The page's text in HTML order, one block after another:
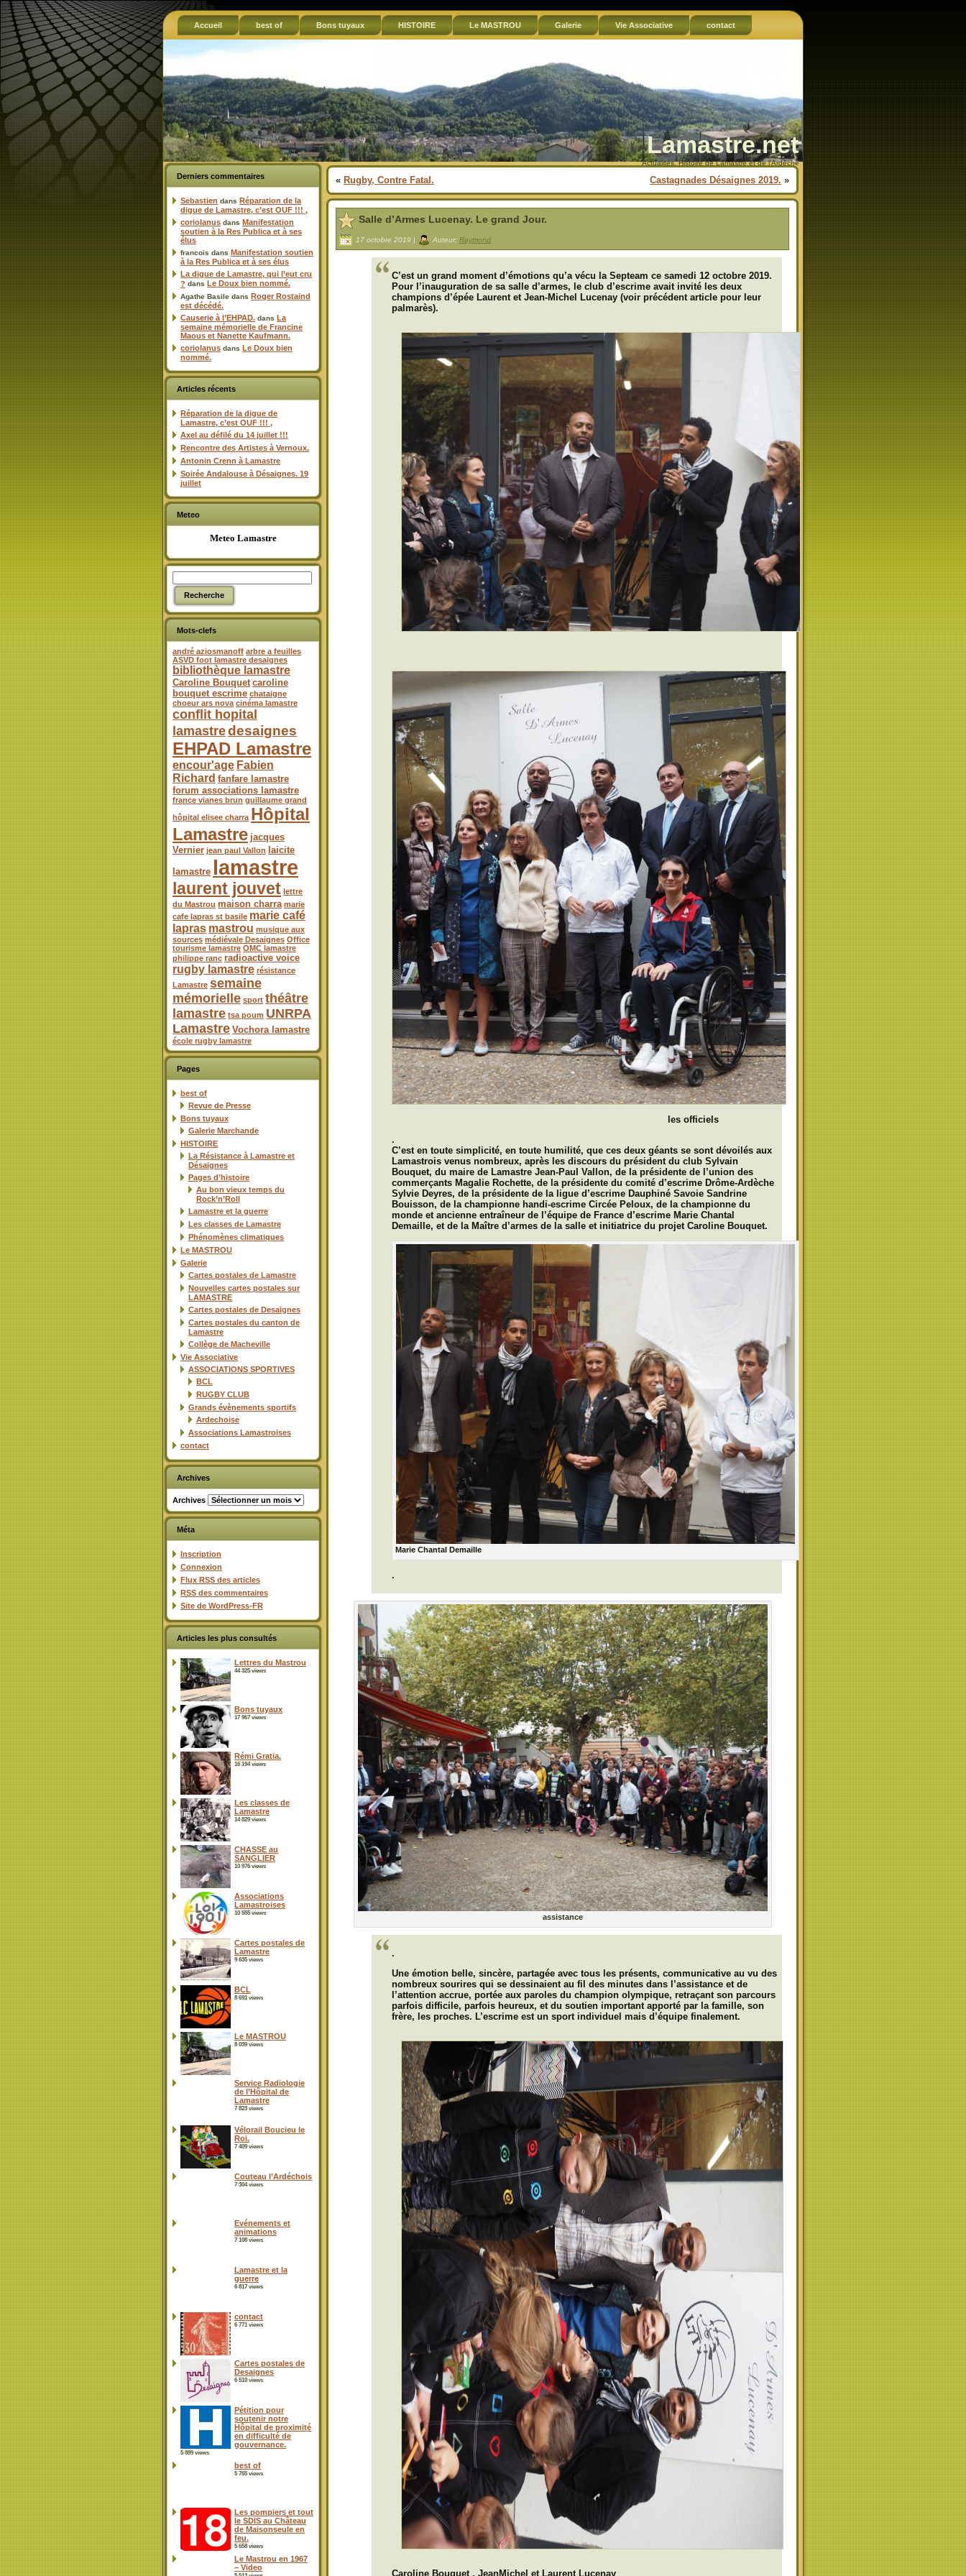
Accueil best of Bons tuyaux HISTOIRE Le MASTROU Galerie Vie Associative contact
Lamastre.net
Actualités, Histoire de Lamastre et de l'Ardèche
Derniers commentaires
Sebastien dans Réparation de la
digue de Lamastre, c’est OUF !!! ,
coriolanus dans Manifestation
soutien à la Res Publica et à ses
élus
francois dans Manifestation soutien
à la Res Publica et à ses élus
La digue de Lamastre, qui l’eut cru
? dans Le Doux bien nommé.
Agathe Basile dans Roger Rostaind
est décédé.
Causerie à l’EHPAD. dans La
semaine mémorielle de Francine
Maous et Nanette Kaufmann.
coriolanus dans Le Doux bien
nommé.
Articles récents
Réparation de la digue de
Lamastre, c’est OUF !!! ,
Axel au défilé du 14 juillet !!!
Rencontre des Artistes à Vernoux.
Antonin Crenn à Lamastre
Soirée Andalouse à Désaignes. 19
juillet
Meteo
Meteo Lamastre
Mots-clefs
andré aziosmanoff arbre a feuilles
ASVD foot lamastre desaignes
bibliothèque lamastre
Caroline Bouquet caroline
bouquet escrime chataigne
choeur ars nova cinéma lamastre
conflit hopital
lamastredesaignes
EHPAD Lamastre
encour'age Fabien
Richard fanfare lamastre
forum associations lamastre
france vianes brun guillaume grand
hôpital elisee charra Hôpital
Lamastre jacques
Vernier jean paul Vallon
laicite
lamastre lamastre
laurent jouvet lettre
du Mastrou maison charra marie
cafe lapras st basile marie café
lapras mastrou musique aux
sources médiévale Desaignes Office
tourisme lamastre OMC lamastre
philippe ranc radioactive voice
rugby lamastre résistance
Lamastre semaine
mémorielle sport théâtre
lamastre tsa poum UNRPA
Lamastre Vochora lamastre
école rugby lamastre
Pages
best of
Revue de Presse
Bons tuyaux
Galerie Marchande
HISTOIRE
La Résistance à Lamastre et
Désaignes
Pages d’histoire
Au bon vieux temps du
Rock’n’Roll
Lamastre et la guerre
Les classes de Lamastre
Phénomènes climatiques
Le MASTROU
Galerie
Cartes postales de Lamastre
Nouvelles cartes postales sur
LAMASTRE
Cartes postales de Desaignes
Cartes postales du canton de
Lamastre
Collège de Macheville
Vie Associative
ASSOCIATIONS SPORTIVES
BCL
RUGBY CLUB
Grands évènements sportifs
Ardechoise
Associations Lamastroises
contact
Archives
Archives
Méta
Inscription
Connexion
Flux RSS des articles
RSS des commentaires
Site de WordPress-FR
Articles les plus consultés
Lettres du Mastrou
44 325 views
Bons tuyaux
17 967 views
Rémi Gratia.
16 194 views
Les classes de
Lamastre
14 829 views
CHASSE au
SANGLIER
10 976 views
Associations
Lamastroises
10 555 views
Cartes postales de
Lamastre
9 635 views
BCL
8 691 views
Le MASTROU
8 039 views
Service Radiologie
de l’Hôpital de
Lamastre
7 823 views
Vélorail Boucieu le
Roi.
7 409 views
Couteau l’Ardéchois
7 304 views
Evénements et
animations
7 108 views
Lamastre et la
guerre
6 817 views
contact
6 771 views
Cartes postales de
Desaignes
6 510 views
Pétition pour
soutenir notre
Hôpital de proximité
en difficulté de
gouvernance.
5 889 views
best of
5 765 views
Les pompiers et tout
le SDIS au Château
de Maisonseule en
feu.
5 658 views
Le Mastrou en 1967
– Video
« Rugby, Contre Fatal. Castagnades Désaignes 2019. »
Salle d’Armes Lucenay. Le grand Jour.
17 octobre 2019 | Auteur: Raymond
C’est un grand moment d’émotions qu’a vécu la Septeam ce samedi 12 octobre 2019.
Pour l’inauguration de sa salle d’armes, le club d’escrime avait invité les deux
champions d’épée Laurent et Jean-Michel Lucenay (voir précédent article pour leur
palmarès).
les officiels
.
C’est en toute simplicité, en toute humilité, que ces deux géants se sont dévoilés aux
Lamastrois venus nombreux, après les discours du président du club Sylvain
Bouquet, du maire de Lamastre Jean-Paul Vallon, de la présidente de l’union des
commerçants Magalie Rochette, de la présidente du comité d’escrime Drôme-Ardèche
Sylvie Deyres, de la présidente de la ligue d’escrime Dauphiné Savoie Sandrine
Bouisson, de la championne handi-escrime Circée Peloux, de la championne du
monde et ancienne entraîneur de l’équipe de France d’escrime Marie Chantal
Demaille, et de la Maître d’armes de la salle et initiatrice du projet Caroline Bouquet.
Marie Chantal Demaille
.
assistance
.
Une émotion belle, sincère, partagée avec tous les présents, communicative au vu des
nombreux sourires qui se dessinaient au fil des minutes dans l’assistance et de
l’attention accrue, portée aux paroles du champion olympique, retraçant son parcours
parfois difficile, parfois heureux, et du soutien important apporté par la famille, son
frère, les proches. L’escrime est un sport individuel mais d’équipe finalement.
Caroline Bouquet , JeanMichel et Laurent Lucenay